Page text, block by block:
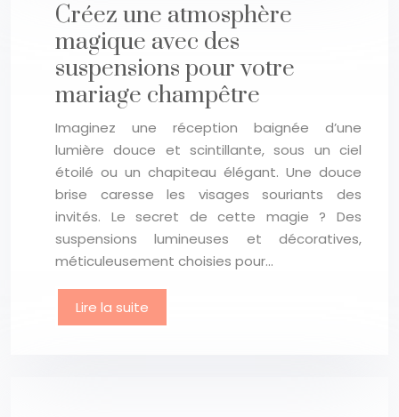
Créez une atmosphère
magique avec des
suspensions pour votre
mariage champêtre
Imaginez une réception baignée d’une
lumière douce et scintillante, sous un ciel
étoilé ou un chapiteau élégant. Une douce
brise caresse les visages souriants des
invités. Le secret de cette magie ? Des
suspensions lumineuses et décoratives,
méticuleusement choisies pour…
Lire la suite